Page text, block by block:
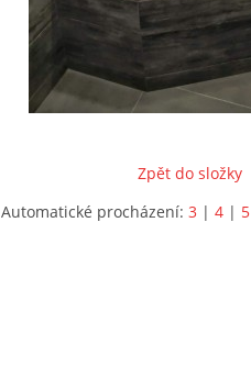
Zpět do složky
Automatické procházení: 3 | 4 | 5